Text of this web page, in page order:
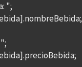
";